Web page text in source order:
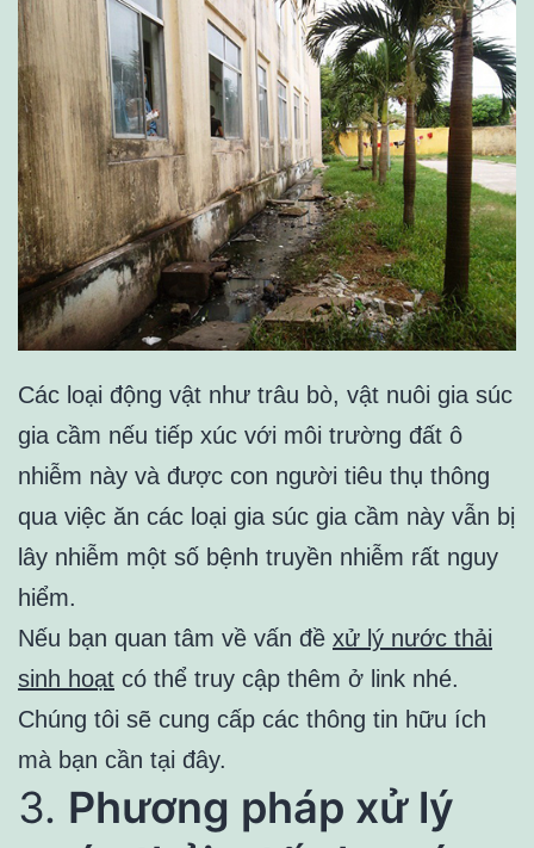
Các loại động vật như trâu bò, vật nuôi gia súc
gia cầm nếu tiếp xúc với môi trường đất ô
nhiễm này và được con người tiêu thụ thông
qua việc ăn các loại gia súc gia cầm này vẫn bị
lây nhiễm một số bệnh truyền nhiễm rất nguy
hiểm.
Nếu bạn quan tâm về vấn đề xử lý nước thải
sinh hoạt có thể truy cập thêm ở link nhé.
Chúng tôi sẽ cung cấp các thông tin hữu ích
mà bạn cần tại đây.
3. Phương pháp xử lý